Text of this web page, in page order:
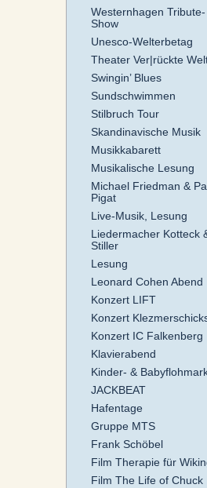
Westernhagen Tribute-
Show
Unesco-Welterbetag
Theater Ver|rückte
Swingin’ Blues
Sundschwimmen
Stilbruch Tour
Skandinavische Musik
Musikkabarett
Musikalische Lesung
Michael Friedman &
Pigat
Live-Musik, Lesung
Liedermacher Kotteck
Stiller
Lesung
Leonard Cohen Abend
Konzert LIFT
Konzert
Konzert IC Falkenberg
Klavierabend
Kinder- &
JACKBEAT
Hafentage
Gruppe MTS
Frank Schöbel
Film Therapie für
Film The Life of Chuck